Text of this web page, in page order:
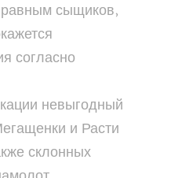
сыщиков,
согласно
невыгодный
и Расти
склонных